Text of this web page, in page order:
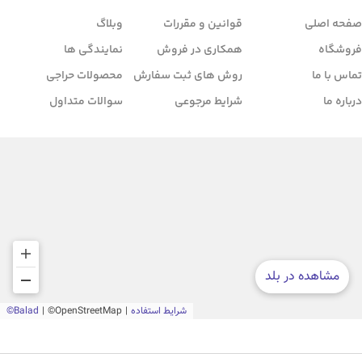
صفحه اصلی
فروشگاه
تماس با ما
درباره ما
قوانین و مقررات
همکاری در فروش
روش های ثبت سفارش
شرایط مرجوعی
وبلاگ
نمایندگی ها
محصولات حراجی
سوالات متداول